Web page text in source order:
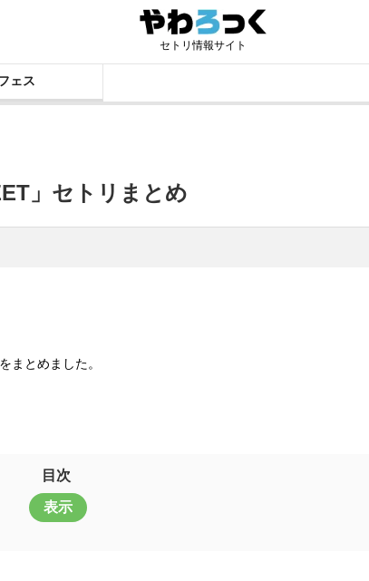
セトリ情報サイト
ェス
」セトリまとめ
まとめました。
目次
表示